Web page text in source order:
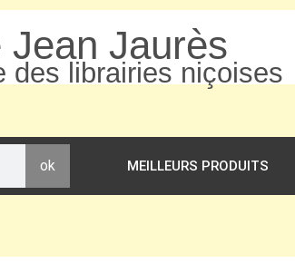
Jean Jaurès
des librairies niçoises
ok MEILLEURS PRODUITS